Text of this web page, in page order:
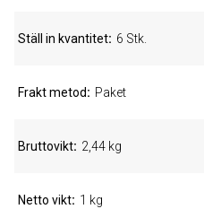
Ställ in kvantitet 6 Stk.
Frakt metod Paket
Bruttovikt 2,44 kg
Netto vikt 1 kg